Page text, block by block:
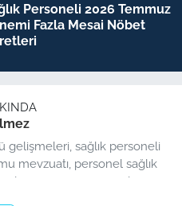
Personeli 2026 Temmuz
Fazla Mesai Nöbet
gelişmeleri, sağlık personeli
mevzuatı, personel sağlık
üzerine uzmanlaşmış